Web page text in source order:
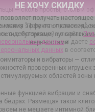
— сколь просты, столь и
позволяет получать
эффекта от
с бугорками,
нервностями.
и вибраторы —
проверенных игрушек
областей зоны
функцией вибрации и
бедрах. Размещая такой
не мешаете интимной
НЕ ХОЧУ СКИДКУ
"Получить промокод",
с действующей на сайте
данныхи даете
данных в